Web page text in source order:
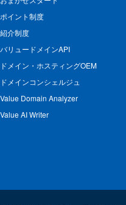
ポイント制度
紹介制度
バリュードメインAPI
ドメイン・ホスティングOEM
ドメインコンシェルジュ
Value Domain Analyzer
Value AI Writer